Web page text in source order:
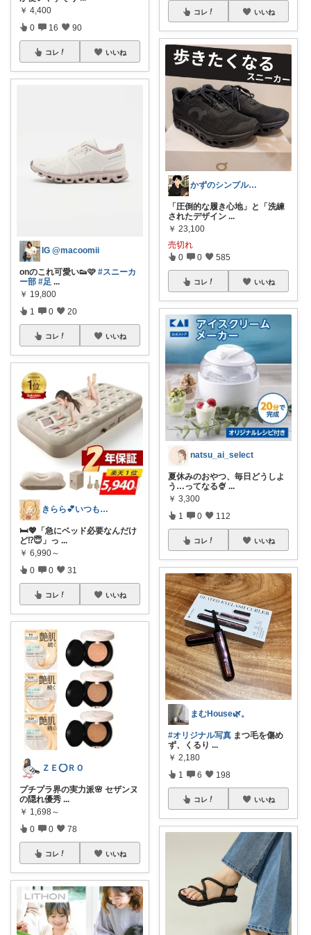
￥ 4,400
0 16 90
コレ いいね
IG @macoomii
onのこれ可愛い👟🩷 #スニーカ
ー部 #足 ...
￥ 19,800
1 0 20
コレ いいね
きらら💕いつもありがとう🎉
🛏️💖「急にベッド必要なんだけ
ど⁉️😇」っ ...
￥ 6,990～
0 0 31
コレ いいね
ＺＥ⭕ＲＯ
プチプラ界の実力派🌸 セザンヌ
の隠れ優秀 ...
￥ 1,698～
0 0 78
コレ いいね
コレ いいね
かずのシンプル生活｜一生モノに出会う場所
「圧倒的な履き心地」と「洗練
されたデザイン ...
￥ 23,100
売切れ
0 0 585
コレ いいね
natsu_ai_select
夏休みのおやつ、毎日どうしよ
う…ってなる🍨 ...
￥ 3,300
1 0 112
コレ いいね
まむHouse🌿。
#オリジナル写真 まつ毛を傷め
ず、くるり ...
￥ 2,180
1 6 198
コレ いいね